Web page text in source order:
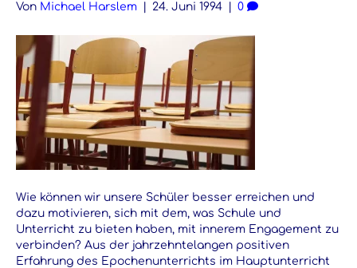
Von Michael Harslem 24. Juni 1994 0
Wie können wir unsere Schüler besser erreichen und
dazu motivieren, sich mit dem, was Schule und
Unterricht zu bieten haben, mit innerem Engagement zu
verbinden? Aus der jahrzehntelangen positiven
Erfahrung des Epochenunterrichts im Hauptunterricht